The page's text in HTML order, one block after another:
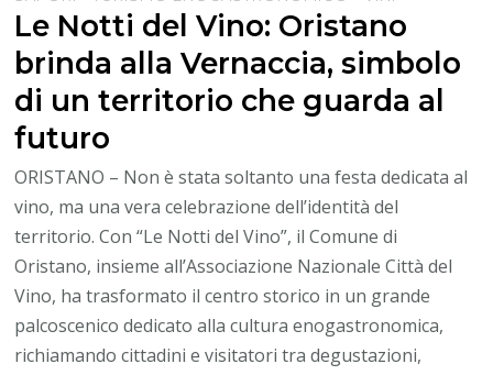
Le Notti del Vino: Oristano
brinda alla Vernaccia, simbolo
di un territorio che guarda al
futuro
ORISTANO – Non è stata soltanto una festa dedicata al
vino, ma una vera celebrazione dell’identità del
territorio. Con “Le Notti del Vino”, il Comune di
Oristano, insieme all’Associazione Nazionale Città del
Vino, ha trasformato il centro storico in un grande
palcoscenico dedicato alla cultura enogastronomica,
richiamando cittadini e visitatori tra degustazioni,